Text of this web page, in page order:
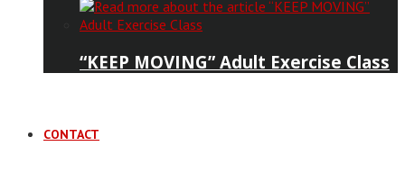
“KEEP MOVING” Adult Exercise Class
CONTACT